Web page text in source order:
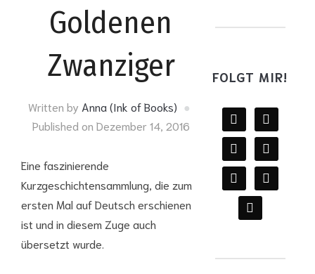
Goldenen
Zwanziger
Written by Anna (Ink of Books)
Published on Dezember 14, 2016
Eine faszinierende
Kurzgeschichtensammlung, die zum
ersten Mal auf Deutsch erschienen
ist und in diesem Zuge auch
übersetzt wurde.
FOLGT MIR!
facebooktwitter
instagramyoutube
mail
wordpress
goodreads